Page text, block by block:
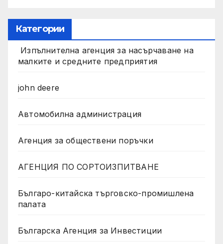
Категории
Изпълнителна агенция за насърчаване на
малките и средните предприятия
john deere
Автомобилна администрация
Агенция за обществени поръчки
АГЕНЦИЯ ПО СОРТОИЗПИТВАНЕ
Българо-китайска търговско-промишлена
палата
Българска Агенция за Инвестиции